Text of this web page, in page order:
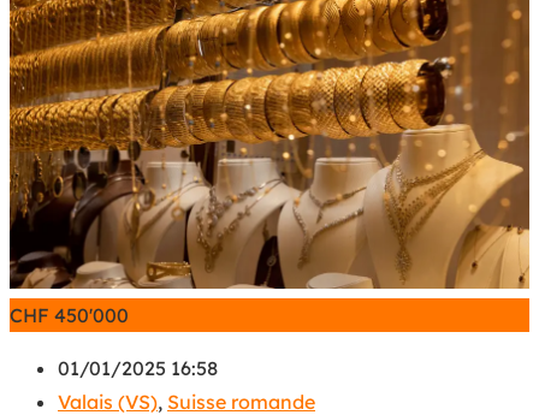
CHF 450'000
01/01/2025 16:58
Valais (VS), Suisse romande